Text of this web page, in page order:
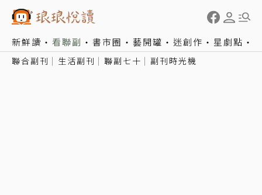
新鮮讀 看聯副 書市圈 藝開罐 迷創作 星劇點
聯合副刊 生活副刊 聯副七十 副刊時光機